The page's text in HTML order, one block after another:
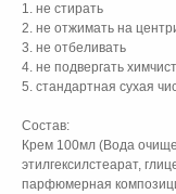
1. не стирать
2. не отжимать на
3. не отбеливать
4. не подвергать
5. стандартная
Состав:
Крем 100мл (Вода
этилгексилстеарат,
парфюмерная